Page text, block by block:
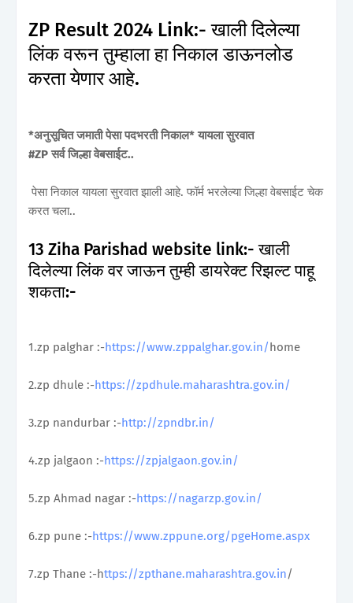
ZP Result 2024 Link:- खाली दिलेल्या
लिंक वरून तुम्हाला हा निकाल डाऊनलोड
करता येणार आहे.
*अनुसूचित जमाती पेसा पदभरती निकाल* यायला सुरवात
#ZP सर्व जिल्हा वेबसाईट..
पेसा निकाल यायला सुरवात झाली आहे. फॉर्म भरलेल्या जिल्हा वेबसाईट चेक
करत चला..
13 Ziha Parishad website link:- खाली
दिलेल्या लिंक वर जाऊन तुम्ही डायरेक्ट रिझल्ट पाहू
शकता:-
1.zp palghar :-https://www.zppalghar.gov.in/home
2.zp dhule :-https://zpdhule.maharashtra.gov.in/
3.zp nandurbar :-http://zpndbr.in/
4.zp jalgaon :-https://zpjalgaon.gov.in/
5.zp Ahmad nagar :-https://nagarzp.gov.in/
6.zp pune :-https://www.zppune.org/pgeHome.aspx
7.zp Thane :-https://zpthane.maharashtra.gov.in/